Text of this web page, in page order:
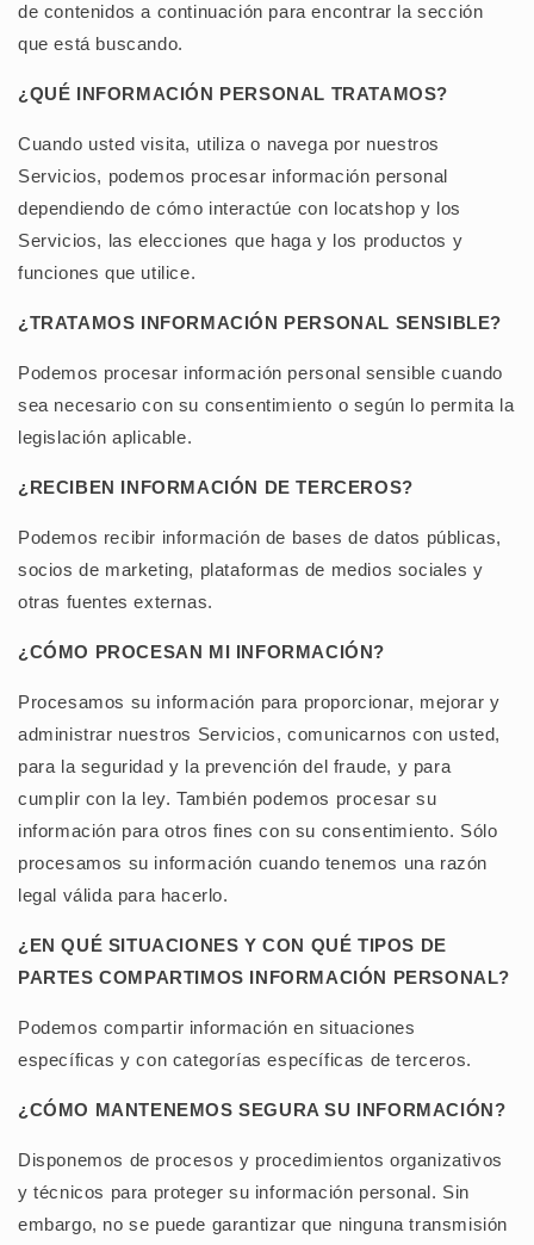
de contenidos a continuación para encontrar la sección
que está buscando.
¿QUÉ INFORMACIÓN PERSONAL TRATAMOS?
Cuando usted visita, utiliza o navega por nuestros
Servicios, podemos procesar información personal
dependiendo de cómo interactúe con locatshopy los
Servicios, las elecciones que haga y los productos y
funciones que utilice.
¿TRATAMOS INFORMACIÓN PERSONAL SENSIBLE?
Podemos procesar información personal sensible cuando
sea necesario con su consentimiento o según lo permita la
legislación aplicable.
¿RECIBEN INFORMACIÓN DE TERCEROS?
Podemos recibir información de bases de datos públicas,
socios de marketing, plataformas de medios sociales y
otras fuentes externas.
¿CÓMO PROCESAN MI INFORMACIÓN?
Procesamos su información para proporcionar, mejorar y
administrar nuestros Servicios, comunicarnos con usted,
para la seguridad y la prevención del fraude, y para
cumplir con la ley. También podemos procesar su
información para otros fines con su consentimiento. Sólo
procesamos su información cuando tenemos una razón
legal válida para hacerlo.
¿EN QUÉ SITUACIONES Y CON QUÉ TIPOS DE
PARTES COMPARTIMOS INFORMACIÓN PERSONAL?
Podemos compartir información en situaciones
específicas y con categorías específicas de terceros.
¿CÓMO MANTENEMOS SEGURA SU INFORMACIÓN?
Disponemos de procesos y procedimientos organizativos
y técnicos para proteger su información personal. Sin
embargo, no se puede garantizar que ninguna transmisión